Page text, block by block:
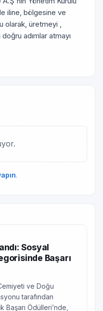
iline, bölgesine ve
olarak, üretmeyi ,
adımlar atmayı
.
Sosyal
Başarı
ve Doğu
tarafından
Ödülleri’nde,